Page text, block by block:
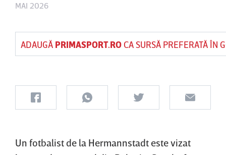
MAI 2026
ADAUGĂ PRIMASPORT.ROCA SURSĂ PREFERATĂ ÎN
Un fotbalist de la Hermannstadt este vizat